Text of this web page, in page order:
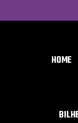
HOME